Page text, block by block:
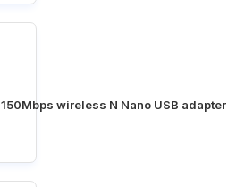
wireless N Nano USB adapter